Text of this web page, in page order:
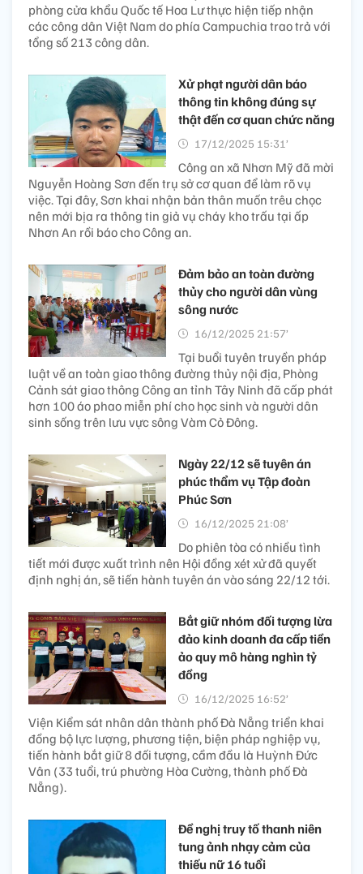
phòng cửa khẩu Quốc tế Hoa Lư thực hiện tiếp nhận
các công dân Việt Nam do phía Campuchia trao trả với
tổng số 213 công dân.
Xử phạt người dân báo
thông tin không đúng sự
thật đến cơ quan chức năng
17/12/2025 15:31’
Công an xã Nhơn Mỹ đã mời
Nguyễn Hoàng Sơn đến trụ sở cơ quan để làm rõ vụ
việc. Tại đây, Sơn khai nhận bản thân muốn trêu chọc
nên mới bịa ra thông tin giả vụ cháy kho trấu tại ấp
Nhơn An rồi báo cho Công an.
Đảm bảo an toàn đường
thủy cho người dân vùng
sông nước
16/12/2025 21:57’
Tại buổi tuyên truyền pháp
luật về an toàn giao thông đường thủy nội địa, Phòng
Cảnh sát giao thông Công an tỉnh Tây Ninh đã cấp phát
hơn 100 áo phao miễn phí cho học sinh và người dân
sinh sống trên lưu vực sông Vàm Cỏ Đông.
Ngày 22/12 sẽ tuyên án
phúc thẩm vụ Tập đoàn
Phúc Sơn
16/12/2025 21:08’
Do phiên tòa có nhiều tình
tiết mới được xuất trình nên Hội đồng xét xử đã quyết
định nghị án, sẽ tiến hành tuyên án vào sáng 22/12 tới.
Bắt giữ nhóm đối tượng lừa
đảo kinh doanh đa cấp tiền
ảo quy mô hàng nghìn tỷ
đồng
16/12/2025 16:52’
Viện Kiểm sát nhân dân thành phố Đà Nẵng triển khai
đồng bộ lực lượng, phương tiện, biện pháp nghiệp vụ,
tiến hành bắt giữ 8 đối tượng, cầm đầu là Huỳnh Đức
Vân (33 tuổi, trú phường Hòa Cường, thành phố Đà
Nẵng).
Đề nghị truy tố thanh niên
tung ảnh nhạy cảm của
thiếu nữ 16 tuổi